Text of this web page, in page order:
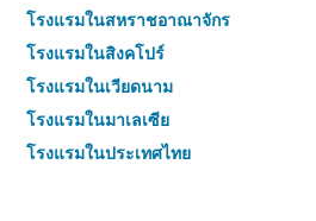
โรงแรมในสหราชอาณาจักร
โรงแรมในสิงคโปร์
โรงแรมในเวียดนาม
โรงแรมในมาเลเซีย
โรงแรมในประเทศไทย